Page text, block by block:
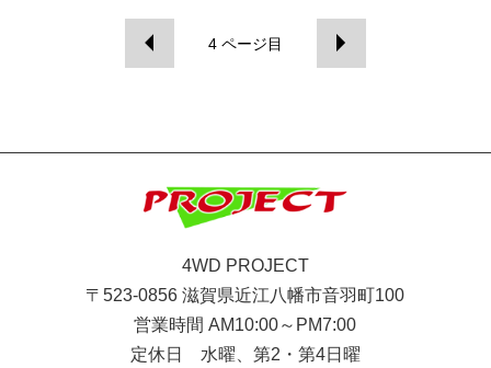
4 ページ目
4WD PROJECT
〒523-0856 滋賀県近江八幡市音羽町100
営業時間 AM10:00～PM7:00
定休日 水曜、第2・第4日曜